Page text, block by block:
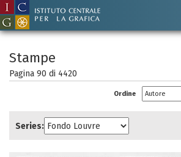
Stampe
Pagina 90 di 4420
Ordine
Series: